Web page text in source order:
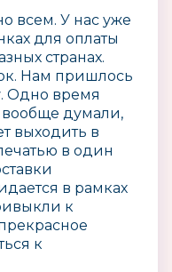
всем. У нас уже
для оплаты
странах.
Нам пришлось
Одно время
вообще думали,
выходить в
в один
в рамках
к
к